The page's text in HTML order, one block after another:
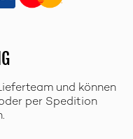
und können
per Spedition